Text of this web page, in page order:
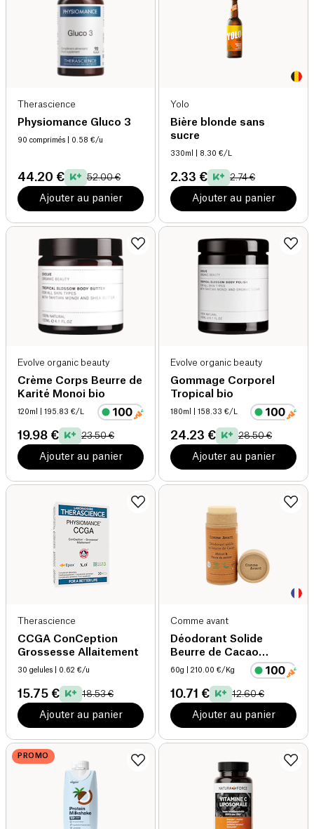
Therascience
Physiomance Gluco 3
90 comprimés | 0.58 €/u
44.20 € 52.00 €
Ajouter au panier
Yolo
Bière blonde sans
sucre
330ml | 8.30 €/L
2.33 € 2.74 €
Ajouter au panier
Evolve organic beauty
Crème Corps Beurre de
Karité Monoi bio
120ml | 195.83 €/L
19.98 € 23.50 €
Ajouter au panier
Evolve organic beauty
Gommage Corporel
Tropical bio
180ml | 158.33 €/L
24.23 € 28.50 €
Ajouter au panier
Therascience
CCGA ConCeption
Grossesse Allaitement
30 gelules | 0.62 €/u
15.75 € 18.53 €
Ajouter au panier
Comme avant
Déodorant Solide
Beurre de Cacao
Abricot Fleurs de
60g | 210.00 €/Kg
10.71 € 12.60 €
Ajouter au panier
PROMO